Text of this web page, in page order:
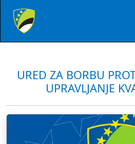
URED ZA BORBU
UPRAVLJANJE